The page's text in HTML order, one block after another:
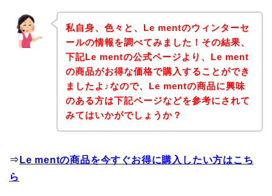
私自身、色々と、Le mentのウィンターセ
ールの情報を調べてみました！その結果、
下記Le mentの公式ページより、Le ment
の商品がお得な価格で購入することができ
ましたよ♪なので、Le mentの商品に興味
のある方は下記ページなどを参考にされて
みてはいかがでしょうか？
⇒ Le mentの商品を今すぐお得に購入したい方はこち
ら